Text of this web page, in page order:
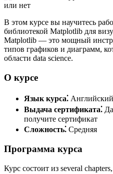
В этом курсе вы научитесь
библиотекой Matplotlib для
Matplotlib — это мощный
типов графиков и диаграмм,
области data science.
О курсе
Язык курса⁚ Английский
Выдача сертификата⁚
получите сертификат
Сложность⁚ Средняя
Программа курса
Курс состоит из several